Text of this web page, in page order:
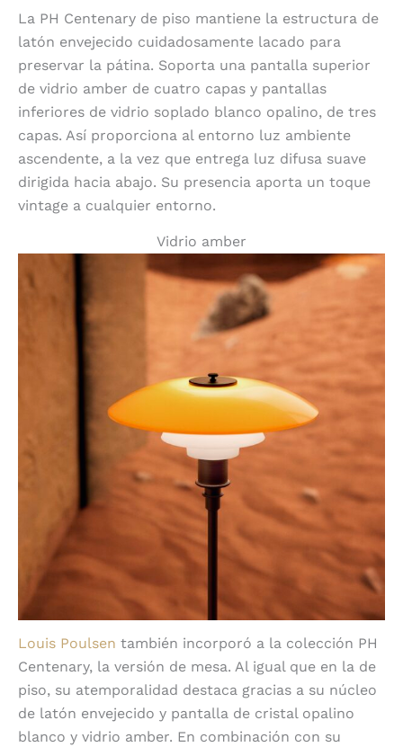
La PH Centenary de piso mantiene la estructura de
latón envejecido cuidadosamente lacado para
preservar la pátina. Soporta una pantalla superior
de vidrio amber de cuatro capas y pantallas
inferiores de vidrio soplado blanco opalino, de tres
capas. Así proporciona al entorno luz ambiente
ascendente, a la vez que entrega luz difusa suave
dirigida hacia abajo. Su presencia aporta un toque
vintage a cualquier entorno.
Vidrio amber
Louis Poulsen también incorporó a la colección PH
Centenary, la versión de mesa. Al igual que en la de
piso, su atemporalidad destaca gracias a su núcleo
de latón envejecido y pantalla de cristal opalino
blanco y vidrio amber. En combinación con su